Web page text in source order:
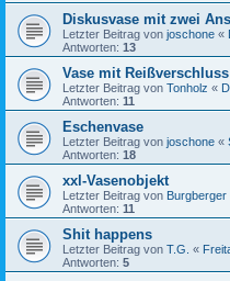
Diskusvase mit zwei
Letzter Beitrag von joschone «
Antworten: 13
Vase mit Reißverschluss
Letzter Beitrag von Tonholz «
Antworten: 11
Eschenvase
Letzter Beitrag von joschone «
Antworten: 18
xxl-Vasenobjekt
Letzter Beitrag von Burgberger
Antworten: 11
Shit happens
Letzter Beitrag von T.G. «
Antworten: 5